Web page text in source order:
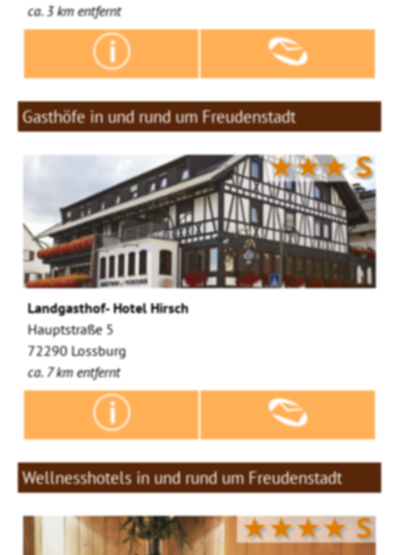
ca. 3 km entfernt
Gasthöfe in und rund um Freudenstadt
★★★S
Landgasthof- Hotel Hirsch
Hauptstraße 5
72290 Lossburg
ca. 7 km entfernt
Wellnesshotels in und rund um Freudenstadt
★★★★S